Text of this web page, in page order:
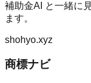
補助金AI
と一緒に
ます。
shohyo.xyz
商標ナビ